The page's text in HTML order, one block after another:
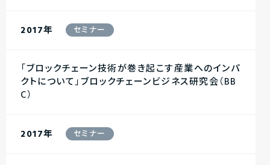
2017年 セミナー
「ブロックチェーン技術が巻き起こす産業へのインパ
クトについて」ブロックチェーンビジネス研究会（BB
C）
2017年 セミナー